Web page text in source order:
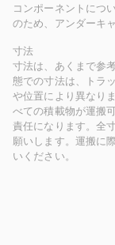
コンポーネントにつ
のため、アンダーキ
寸法
寸法は、あくまで参
態での寸法は、トラ
や位置により異なり
べての積載物が運搬
責任になります。全
願いします。運搬に
いください。